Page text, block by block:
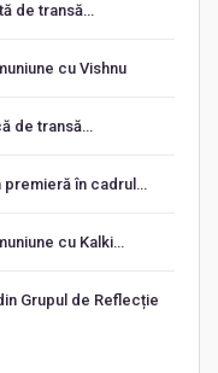
de transă…
cu Vishnu
de transă…
în cadrul…
cu Kalki…
Grupul de Reflecție